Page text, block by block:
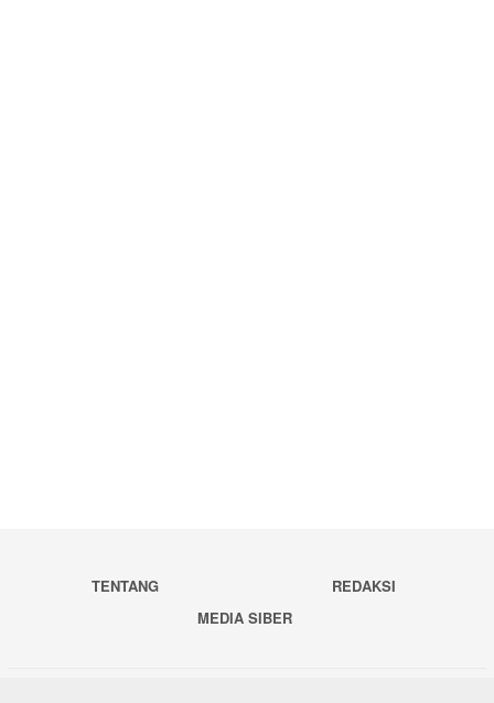
TENTANG
REDAKSI
MEDIA SIBER